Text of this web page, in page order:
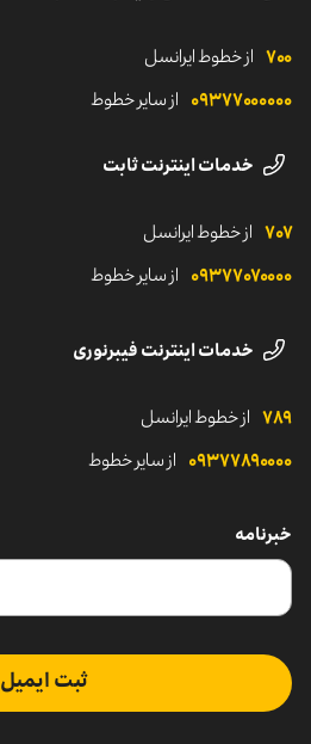
قوانین خدمات پیامک انبوه
شروع مسیر ایرانسلی
مناقصه و اطلاعیه‌ها
لوگوهای ایرانسل
۷۰۰ از خطوط ایرانسل
۰۹۳۷۷۰‌۰۰۰۰۰ از سایر خطوط
خدمات اینترنت ثابت
۷۰۷ از خطوط ایرانسل
۰۹۳۷۷۰۷۰۰۰۰ از سایر خطوط
خدمات اینترنت فیبرنوری
۷۸۹ از خطوط ایرانسل
۰۹۳۷۷۸۹۰۰۰۰ از سایر خطوط
خبرنامه
ثبت ایمیل